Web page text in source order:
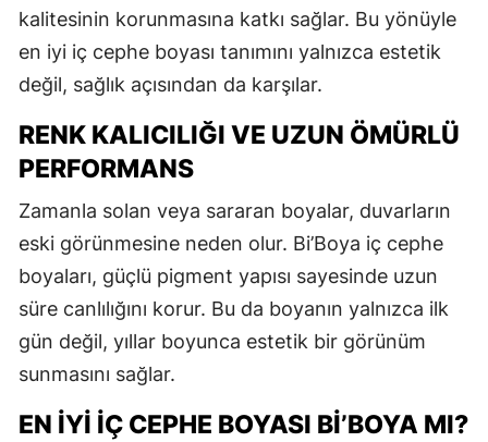
kalitesinin korunmasına katkı sağlar. Bu yönüyle
en iyi iç cephe boyası tanımını yalnızca estetik
değil, sağlık açısından da karşılar.
RENK KALICILIĞI VE UZUN ÖMÜRLÜ
PERFORMANS
Zamanla solan veya sararan boyalar, duvarların
eski görünmesine neden olur. Bi’Boya iç cephe
boyaları, güçlü pigment yapısı sayesinde uzun
süre canlılığını korur. Bu da boyanın yalnızca ilk
gün değil, yıllar boyunca estetik bir görünüm
sunmasını sağlar.
EN İYI İÇ CEPHE BOYASI BI’BOYA MI?